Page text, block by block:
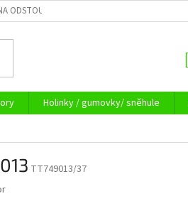
ODSTOUPENÍ OD SMLOUVY
Holinky / gumovky/ sněhule
TT749013/37